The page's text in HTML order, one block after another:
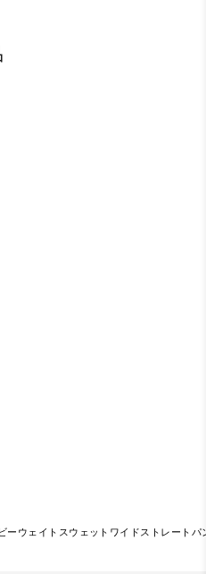
ーウェイトスウェットワイドストレート